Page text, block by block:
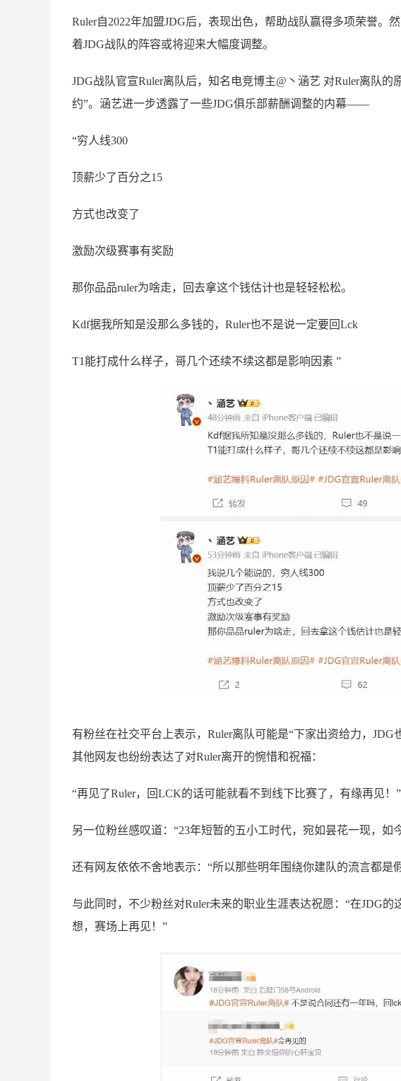
Ruler自2022年加盟JDG后，表现出色，帮助战队赢得多项荣誉。
着JDG战队的阵容或将迎来大幅度调整。
JDG战队官宣Ruler离队后，知名电竞博主@丶涵艺 对Ruler离队
约”。涵艺进一步透露了一些JDG俱乐部薪酬调整的内幕——
“穷人线300
顶薪少了百分之15
方式也改变了
激励次级赛事有奖励
那你品品ruler为啥走，回去拿这个钱估计也是轻轻松松。
Kdf据我所知是没那么多钱的，Ruler也不是说一定要回Lck
T1能打成什么样子，哥几个还续不续这都是影响因素 ​​​”
有粉丝在社交平台上表示，Ruler离队可能是“下家出资给力，JDG
其他网友也纷纷表达了对Ruler离开的惋惜和祝福：
“再见了Ruler，回LCK的话可能就看不到线下比赛了，有缘再见！
另一位粉丝感叹道：“23年短暂的五小工时代，宛如昙花一现，如
还有网友依依不舍地表示：“所以那些明年围绕你建队的流言都
与此同时，不少粉丝对Ruler未来的职业生涯表达祝愿：“在JDG
想，赛场上再见！”